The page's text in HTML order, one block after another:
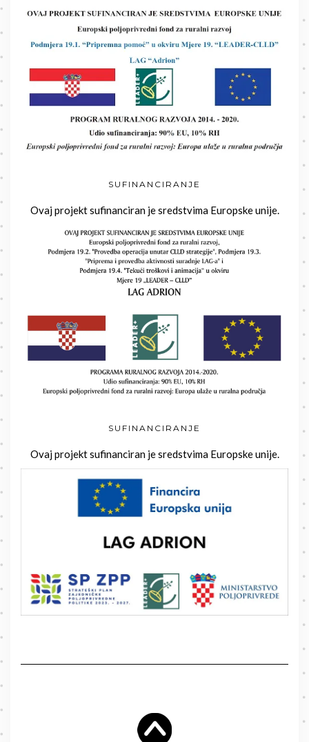
SUFINANCIRANJE
Ovaj projekt sufinanciran je sredstvima Europske unije.
SUFINANCIRANJE
Ovaj projekt sufinanciran je sredstvima Europske unije.